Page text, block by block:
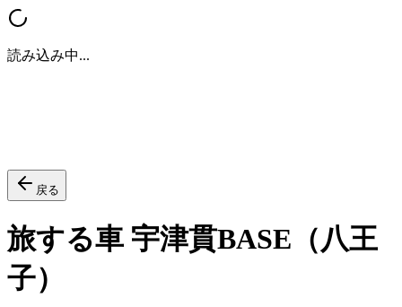
読み込み中...
戻る
旅する車 宇津貫BASE（八王
子）